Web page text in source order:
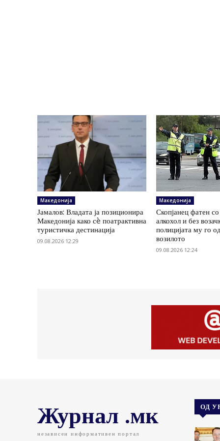
Македонија
Јамалов: Владата ја позиционира
Македонија како сè поатрактивна
туристичка дестинација
09.08.2026 12:29
Македонија
Скопјанец фатен
алкохол и без
полицијата му го
возилото
09.08.2026 12:24
Журнал .мк
независен информативен портал
ОД